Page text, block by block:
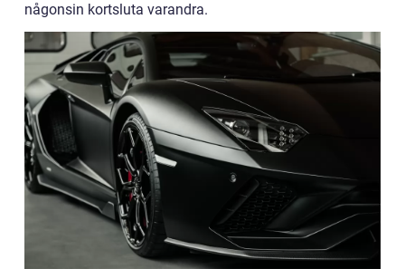
någonsin kortsluta varandra.